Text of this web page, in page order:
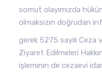
somut olayımızda
olmaksızın doğrudan
gerek 5275 sayılı
Ziyaret Edilmeleri
işleminin de cezaevi